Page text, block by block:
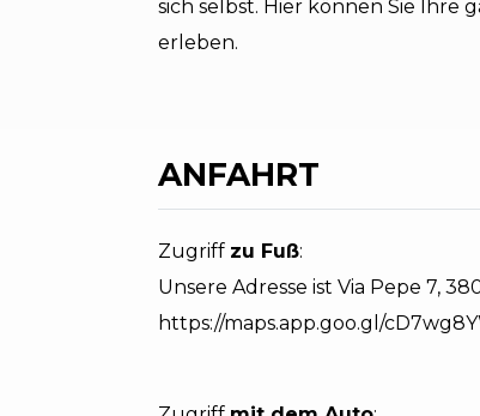
sich selbst. Hier können Sie Ihre
erleben.
ANFAHRT
Zugriff zu Fuß:
Unsere Adresse ist Via Pepe 7,
https://maps.app.goo.gl/